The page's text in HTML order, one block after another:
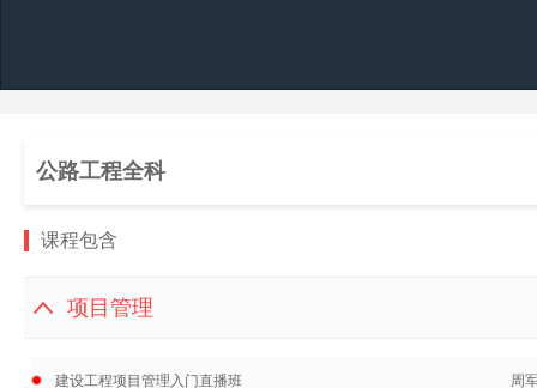
公路工程全科
课程包含
项目管理
建设工程项目管理入门直播班 周